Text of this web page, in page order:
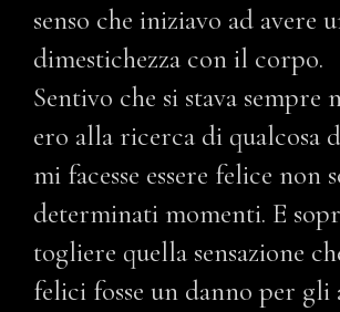
senso che iniziavo ad avere
dimestichezza con il corpo.
Sentivo che si stava sempre
ero alla ricerca di qualcosa
mi facesse essere felice non
determinati momenti. E
togliere quella sensazione
felici fosse un danno per gli